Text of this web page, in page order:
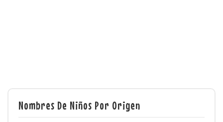
Nombres De Niños Por Origen